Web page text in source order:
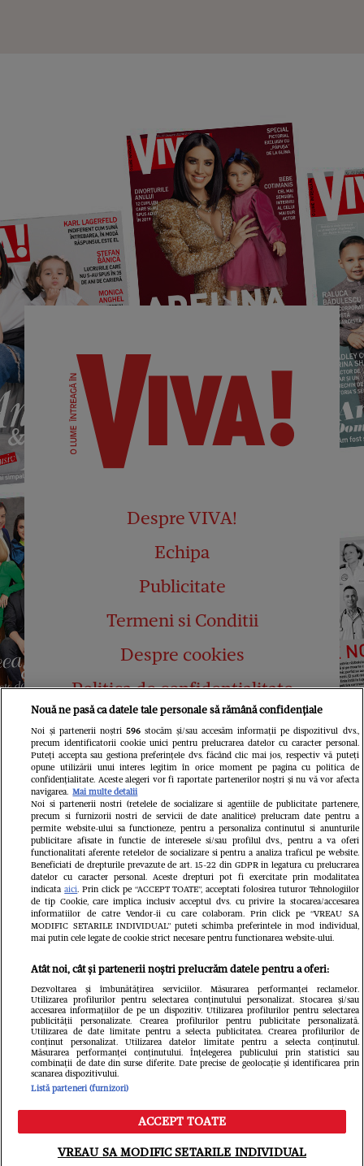
Despre VIVA!
Echipa
Publicitate
Termeni si Conditii
Despre cookies
Politica de confidențialitate
Abonamente
Contact
Pariază responsabil! Decizia ONJN nr.
821/25.09.2025.
Jocurile de noroc sunt interzise minorilor.
LINKS
Copyright 2026 Ringier Romania – Toate
Drepturile rezervate
Meniu Caută
Nouă ne pasă ca datele tale personale să rămână confidențiale
Noi și partenerii noștri 596stocăm și/sau accesăm informații pe dispozitivul dvs.,
precum identificatorii cookie unici pentru prelucrarea datelor cu caracter personal.
Puteți accepta sau gestiona preferințele dvs. făcând clic mai jos, respectiv vă puteți
opune utilizării unui interes legitim în orice moment pe pagina cu politica de
confidențialitate. Aceste alegeri vor fi raportate partenerilor noștri și nu vă vor afecta
navigarea. Mai multe detalii
Noi si partenerii nostri (retelele de socializare si agentiile de publicitate partenere,
precum si furnizorii nostri de servicii de date analitice) prelucram date pentru a
permite website-ului sa functioneze, pentru a personaliza continutul si anunturile
publicitare afisate in functie de interesele si/sau profilul dvs., pentru a va oferi
functionalitati aferente retelelor de socializare si pentru a analiza traficul pe website.
Beneficiati de drepturile prevazute de art. 15-22 din GDPR in legatura cu prelucrarea
datelor cu caracter personal. Aceste drepturi pot fi exercitate prin modalitatea
indicataaici. Prin click pe “ACCEPT TOATE”, acceptati folosirea tuturor Tehnologiilor
de tip Cookie, care implica inclusiv acceptul dvs. cu privire la stocarea/accesarea
informatiilor de catre Vendor-ii cu care colaboram. Prin click pe “VREAU SA
MODIFIC SETARILE INDIVIDUAL” puteti schimba preferintele in mod individual,
mai putin cele legate de cookie strict necesare pentru functionarea website-ului.
Atât noi, cât și partenerii noștri prelucrăm datele pentru a oferi:
Dezvoltarea și îmbunătățirea serviciilor. Măsurarea performanței reclamelor.
Utilizarea profilurilor pentru selectarea conținutului personalizat. Stocarea și/sau
accesarea informațiilor de pe un dispozitiv. Utilizarea profilurilor pentru selectarea
publicității personalizate. Crearea profilurilor pentru publicitate personalizată.
Utilizarea de date limitate pentru a selecta publicitatea. Crearea profilurilor de
conținut personalizat. Utilizarea datelor limitate pentru a selecta conținutul.
Măsurarea performanței conținutului. Înțelegerea publicului prin statistici sau
combinații de date din surse diferite. Date precise de geolocație și identificarea prin
scanarea dispozitivului.
Listă parteneri (furnizori)
ACCEPT TOATE
VREAU SA MODIFIC SETARILE INDIVIDUAL